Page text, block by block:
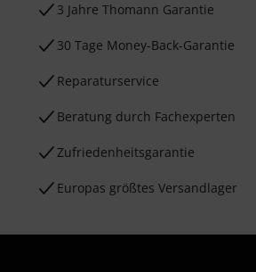
3 Jahre Thomann Garantie
30 Tage Money-Back-Garantie
Reparaturservice
Beratung durch Fachexperten
Zufriedenheitsgarantie
Europas größtes Versandlager